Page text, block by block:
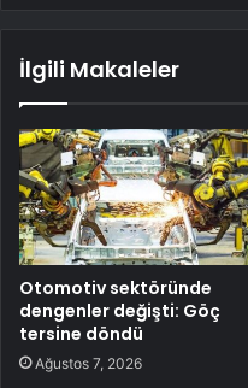
İlgili Makaleler
Otomotiv sektöründe
dengenler değişti: Göç
tersine döndü
Ağustos 7, 2026